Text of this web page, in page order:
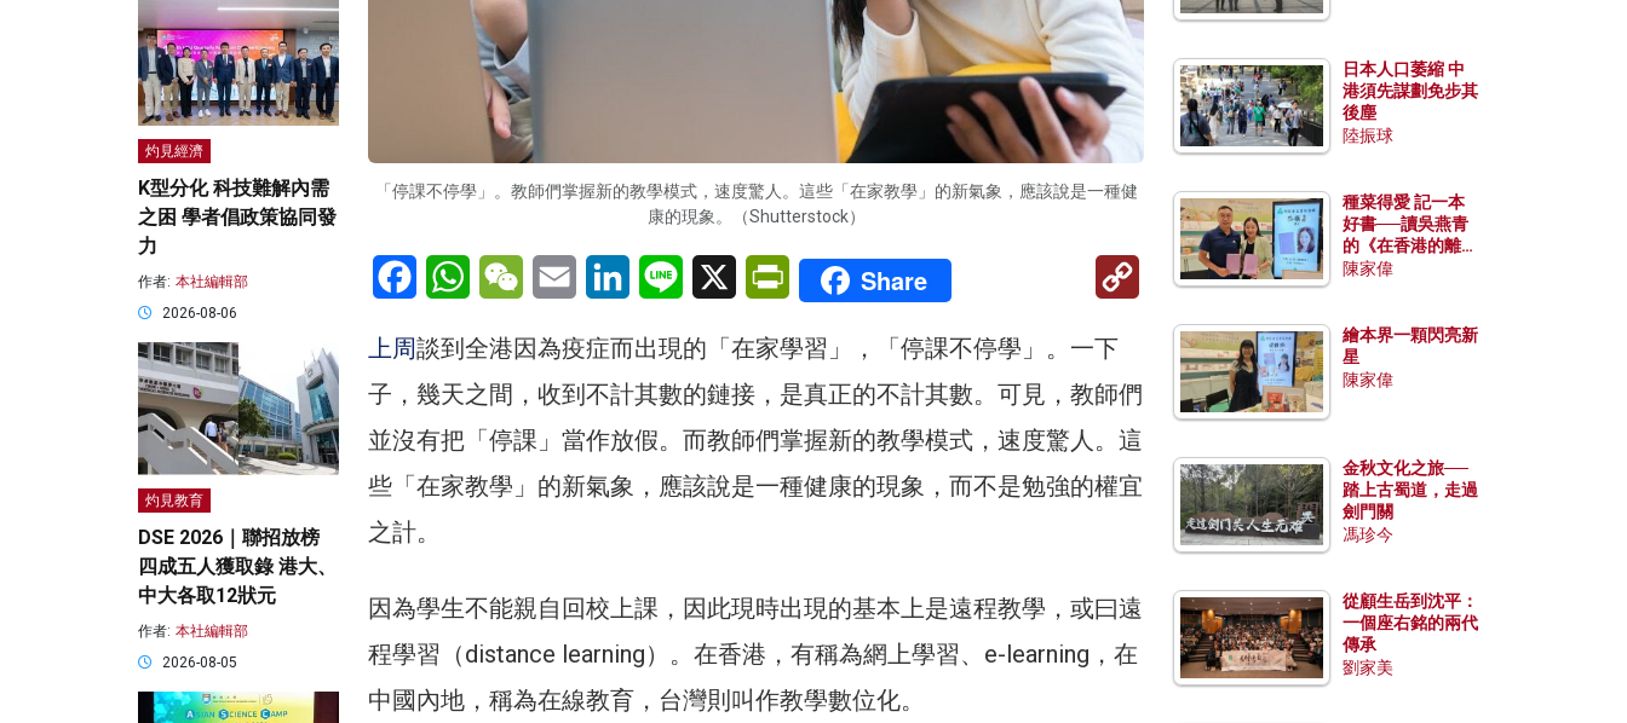
「停課不停學」。教師們掌握新的教學模式，速度驚人。這些「在家教學」的新氣象，應該說是一種健
康的現象。（Shutterstock）
FacebookWhatsAppWeChatEmail LinkedInLine X PrintFriendly
Share
Copy
Link
上周談到全港因為疫症而出現的「在家學習」，「停課不停學」。一下
子，幾天之間，收到不計其數的鏈接，是真正的不計其數。可見，教師們
並沒有把「停課」當作放假。而教師們掌握新的教學模式，速度驚人。這
些「在家教學」的新氣象，應該說是一種健康的現象，而不是勉強的權宜
之計。
因為學生不能親自回校上課，因此現時出現的基本上是遠程教學，或曰遠
程學習（distance learning）。在香港，有稱為網上學習、e-learning，在
中國內地，稱為在線教育，台灣則叫作教學數位化。
灼見經濟
K型分化 科技難解內需
之困 學者倡政策協同發
力
作者: 本社編輯部
2026-08-06
灼見教育
DSE 2026｜聯招放榜
四成五人獲取錄 港大、
中大各取12狀元
作者: 本社編輯部
2026-08-05
日本人口萎縮 中
港須先謀劃免步其
後塵
陸振球
種菜得愛 記一本
好書──讀吳燕青
的《在香港的離島
種菜》
陳家偉
繪本界一顆閃亮新
星
陳家偉
金秋文化之旅──
踏上古蜀道，走過
劍門關
馮珍今
從顧生岳到沈平：
一個座右銘的兩代
傳承
劉家美